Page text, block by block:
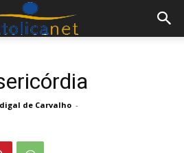
de Carvalho -